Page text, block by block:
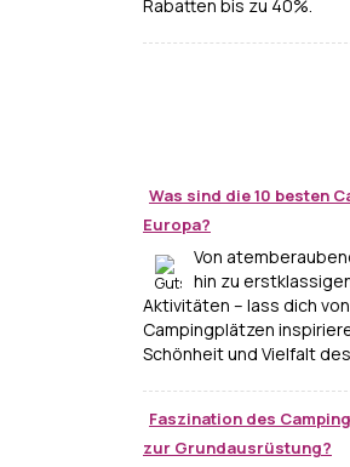
Rabatten bis zu 40%.
Was sind die 10 besten
Europa?
Von
hin zu
Aktivitäten – lass dich
Campingplätzen
Schönheit und Vielfalt
Faszination des
zur Grundausrüstung?